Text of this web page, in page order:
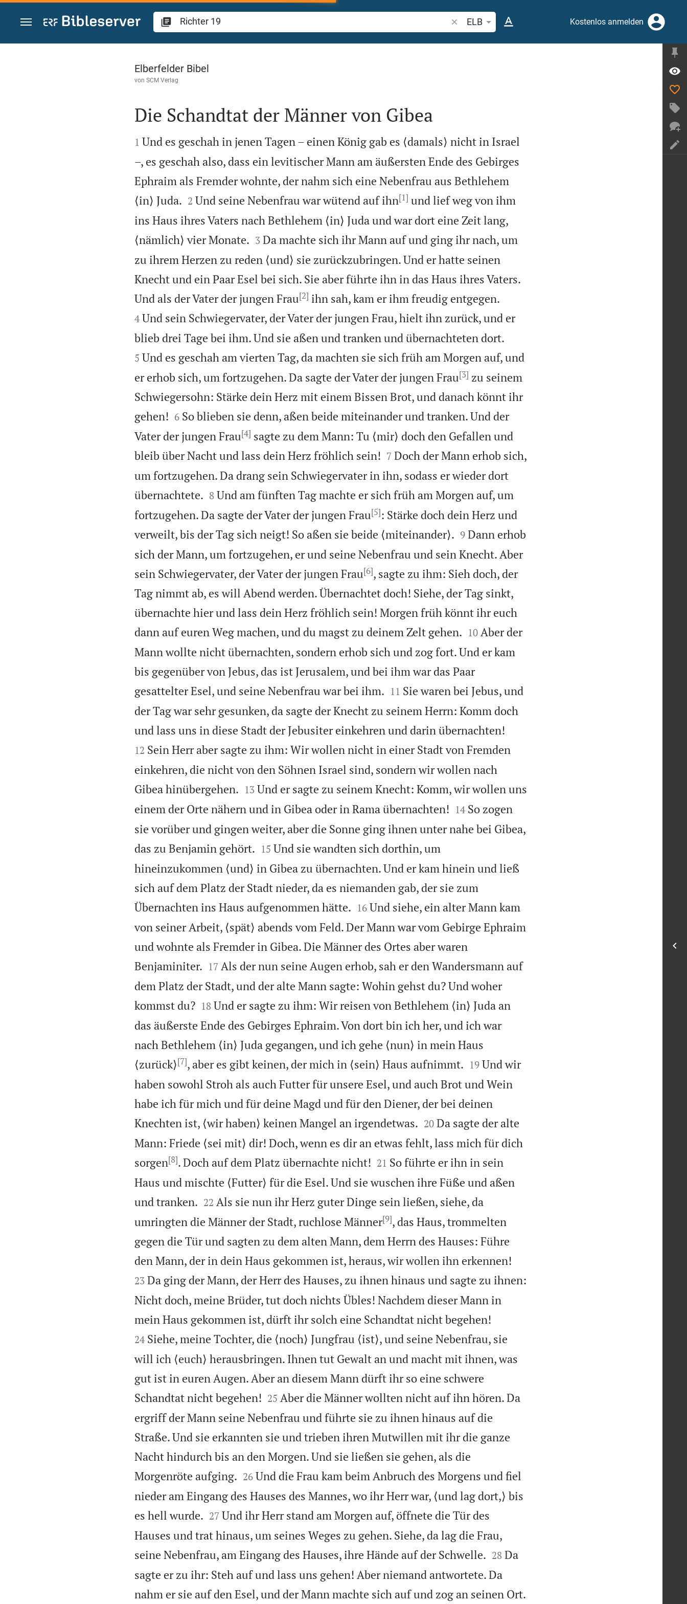
Zum Inhalt springen
Bibelstelle oder Begriff suchen
ELB Kostenlos anmelden
Richter 19
Elberfelder Bibel
von SCM Verlag

Die Schandtat der Männer von Gibea

1 Und es geschah in jenen Tagen – einen König gab es ⟨damals⟩ nicht in Israel
–, es geschah also, dass ein levitischer Mann am äußersten Ende des Gebirges
Ephraim als Fremder wohnte, der nahm sich eine Nebenfrau aus Bethlehem
⟨in⟩ Juda.
2 Und seine Nebenfrau war wütend auf ihn[1] und lief weg von ihm
ins Haus ihres Vaters nach Bethlehem ⟨in⟩ Juda und war dort eine Zeit lang,
⟨nämlich⟩ vier Monate.
3 Da machte sich ihr Mann auf und ging ihr nach, um
zu ihrem Herzen zu reden ⟨und⟩ sie zurückzubringen. Und er hatte seinen
Knecht und ein Paar Esel bei sich. Sie aber führte ihn in das Haus ihres Vaters.
Und als der Vater der jungen Frau[2] ihn sah, kam er ihm freudig entgegen.
4 Und sein Schwiegervater, der Vater der jungen Frau, hielt ihn zurück, und er
blieb drei Tage bei ihm. Und sie aßen und tranken und übernachteten dort.
5 Und es geschah am vierten Tag, da machten sie sich früh am Morgen auf, und
er erhob sich, um fortzugehen. Da sagte der Vater der jungen Frau[3] zu seinem
Schwiegersohn: Stärke dein Herz mit einem Bissen Brot, und danach könnt ihr
gehen!
6 So blieben sie denn, aßen beide miteinander und tranken. Und der
Vater der jungen Frau[4] sagte zu dem Mann: Tu ⟨mir⟩ doch den Gefallen und
bleib über Nacht und lass dein Herz fröhlich sein!
7 Doch der Mann erhob sich,
um fortzugehen. Da drang sein Schwiegervater in ihn, sodass er wieder dort
übernachtete.
8 Und am fünften Tag machte er sich früh am Morgen auf, um
fortzugehen. Da sagte der Vater der jungen Frau[5]: Stärke doch dein Herz und
verweilt, bis der Tag sich neigt! So aßen sie beide ⟨miteinander⟩.
9 Dann erhob
sich der Mann, um fortzugehen, er und seine Nebenfrau und sein Knecht. Aber
sein Schwiegervater, der Vater der jungen Frau[6], sagte zu ihm: Sieh doch, der
Tag nimmt ab, es will Abend werden. Übernachtet doch! Siehe, der Tag sinkt,
übernachte hier und lass dein Herz fröhlich sein! Morgen früh könnt ihr euch
dann auf euren Weg machen, und du magst zu deinem Zelt gehen.
10 Aber der
Mann wollte nicht übernachten, sondern erhob sich und zog fort. Und er kam
bis gegenüber von Jebus, das ist Jerusalem, und bei ihm war das Paar
gesattelter Esel, und seine Nebenfrau war bei ihm.
11 Sie waren bei Jebus, und
der Tag war sehr gesunken, da sagte der Knecht zu seinem Herrn: Komm doch
und lass uns in diese Stadt der Jebusiter einkehren und darin übernachten!
12 Sein Herr aber sagte zu ihm: Wir wollen nicht in einer Stadt von Fremden
einkehren, die nicht von den Söhnen Israel sind, sondern wir wollen nach
Gibea hinübergehen.
13 Und er sagte zu seinem Knecht: Komm, wir wollen uns
einem der Orte nähern und in Gibea oder in Rama übernachten!
14 So zogen
sie vorüber und gingen weiter, aber die Sonne ging ihnen unter nahe bei Gibea,
das zu Benjamin gehört.
15 Und sie wandten sich dorthin, um
hineinzukommen ⟨und⟩ in Gibea zu übernachten. Und er kam hinein und ließ
sich auf dem Platz der Stadt nieder, da es niemanden gab, der sie zum
Übernachten ins Haus aufgenommen hätte.
16 Und siehe, ein alter Mann kam
von seiner Arbeit, ⟨spät⟩ abends vom Feld. Der Mann war vom Gebirge Ephraim
und wohnte als Fremder in Gibea. Die Männer des Ortes aber waren
Benjaminiter.
17 Als der nun seine Augen erhob, sah er den Wandersmann auf
dem Platz der Stadt, und der alte Mann sagte: Wohin gehst du? Und woher
kommst du?
18 Und er sagte zu ihm: Wir reisen von Bethlehem ⟨in⟩ Juda an
das äußerste Ende des Gebirges Ephraim. Von dort bin ich her, und ich war
nach Bethlehem ⟨in⟩ Juda gegangen, und ich gehe ⟨nun⟩ in mein Haus
⟨zurück⟩[7], aber es gibt keinen, der mich in ⟨sein⟩ Haus aufnimmt.
19 Und wir
haben sowohl Stroh als auch Futter für unsere Esel, und auch Brot und Wein
habe ich für mich und für deine Magd und für den Diener, der bei deinen
Knechten ist, ⟨wir haben⟩ keinen Mangel an irgendetwas.
20 Da sagte der alte
Mann: Friede ⟨sei mit⟩ dir! Doch, wenn es dir an etwas fehlt, lass mich für dich
sorgen[8]. Doch auf dem Platz übernachte nicht!
21 So führte er ihn in sein
Haus und mischte ⟨Futter⟩ für die Esel. Und sie wuschen ihre Füße und aßen
und tranken.
22 Als sie nun ihr Herz guter Dinge sein ließen, siehe, da
umringten die Männer der Stadt, ruchlose Männer[9], das Haus, trommelten
gegen die Tür und sagten zu dem alten Mann, dem Herrn des Hauses: Führe
den Mann, der in dein Haus gekommen ist, heraus, wir wollen ihn erkennen!
23 Da ging der Mann, der Herr des Hauses, zu ihnen hinaus und sagte zu ihnen:
Nicht doch, meine Brüder, tut doch nichts Übles! Nachdem dieser Mann in
mein Haus gekommen ist, dürft ihr solch eine Schandtat nicht begehen!
24 Siehe, meine Tochter, die ⟨noch⟩ Jungfrau ⟨ist⟩, und seine Nebenfrau, sie
will ich ⟨euch⟩ herausbringen. Ihnen tut Gewalt an und macht mit ihnen, was
gut ist in euren Augen. Aber an diesem Mann dürft ihr so eine schwere
Schandtat nicht begehen!
25 Aber die Männer wollten nicht auf ihn hören. Da
ergriff der Mann seine Nebenfrau und führte sie zu ihnen hinaus auf die
Straße. Und sie erkannten sie und trieben ihren Mutwillen mit ihr die ganze
Nacht hindurch bis an den Morgen. Und sie ließen sie gehen, als die
Morgenröte aufging.
26 Und die Frau kam beim Anbruch des Morgens und fiel
nieder am Eingang des Hauses des Mannes, wo ihr Herr war, ⟨und lag dort,⟩ bis
es hell wurde.
27 Und ihr Herr stand am Morgen auf, öffnete die Tür des
Hauses und trat hinaus, um seines Weges zu gehen. Siehe, da lag die Frau,
seine Nebenfrau, am Eingang des Hauses, ihre Hände auf der Schwelle.
28 Da
sagte er zu ihr: Steh auf und lass uns gehen! Aber niemand antwortete. Da
nahm er sie auf den Esel, und der Mann machte sich auf und zog an seinen Ort.